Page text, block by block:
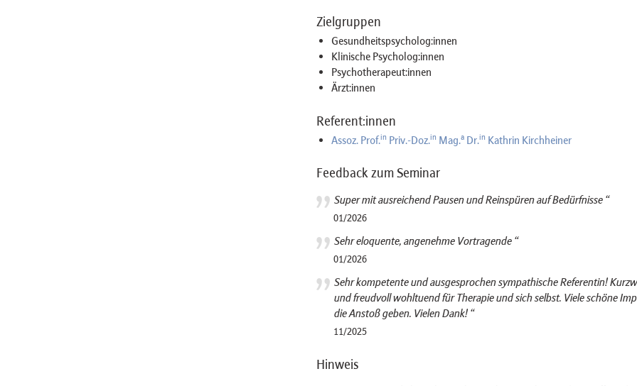
Zielgruppen
Gesundheitspsycholog:innen
Klinische Psycholog:innen
Psychotherapeut:innen
Ärzt:innen
Referent:innen
Assoz. Prof.in Priv.-Doz.in Mag.aDr.in Kathrin Kirchheiner
Feedback zum Seminar
Super mit ausreichend Pausen und Reinspüren auf Bedürfnisse “
01/2026
Sehr eloquente, angenehme Vortragende “
01/2026
Sehr kompetente und ausgesprochen sympathische Referentin!
und freudvoll wohltuend für Therapie und sich selbst. Viele schöne
die Anstoß geben. Vielen Dank! “
11/2025
Hinweis